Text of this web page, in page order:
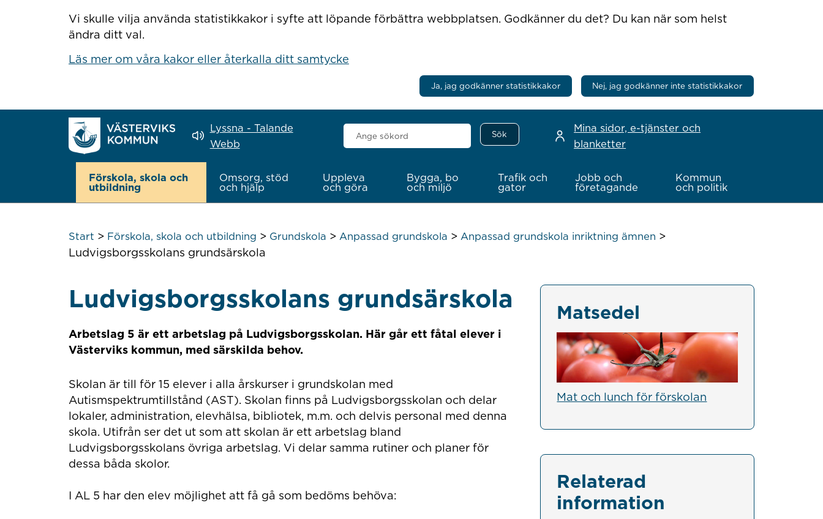
Vi skulle vilja använda statistikkakor i syfte att löpande förbättra webbplatsen. Godkänner du det? Du kan när som helst
ändra ditt val.
Läs mer om våra kakor eller återkalla ditt samtycke
Ja, jag godkänner statistikkakor Nej, jag godkänner inte statistikkakor
Lyssna - Talande
Webb
Sök
här
Mina sidor, e-tjänster och
blanketter
Förskola, skola och
utbildning
Omsorg, stöd
och hjälp
Uppleva
och göra
Bygga, bo
och miljö
Trafik och
gator
Jobb och
företagande
Kommun
och politik
Start > Förskola, skola och utbildning > Grundskola > Anpassad grundskola > Anpassad grundskola inriktning ämnen >
Ludvigsborgsskolans grundsärskola
Ludvigsborgsskolans grundsärskola
Arbetslag 5 är ett arbetslag på Ludvigsborgsskolan. Här går ett fåtal elever i
Västerviks kommun, med särskilda behov.
Skolan är till för 15 elever i alla årskurser i grundskolan med
Autismspektrumtillstånd (AST). Skolan finns på Ludvigsborgsskolan och delar
lokaler, administration, elevhälsa, bibliotek, m.m. och delvis personal med denna
skola. Utifrån ser det ut som att skolan är ett arbetslag bland
Ludvigsborgsskolans övriga arbetslag. Vi delar samma rutiner och planer för
dessa båda skolor.
I AL 5 har den elev möjlighet att få gå som bedöms behöva:
Matsedel
Mat och lunch för förskolan
Relaterad
information